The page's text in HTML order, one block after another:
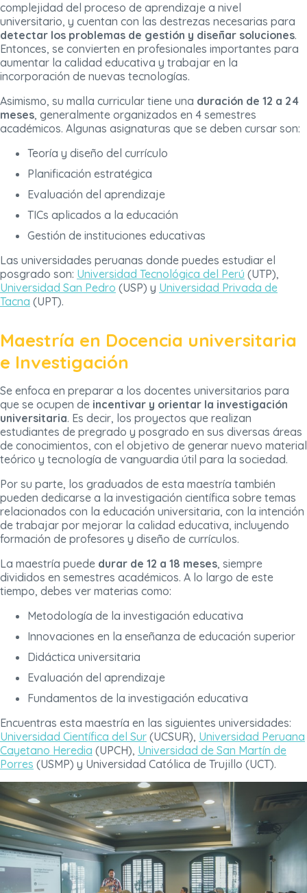
complejidad del proceso de aprendizaje a nivel
universitario, y cuentan con las destrezas necesarias para
detectar los problemas de gestión y diseñar soluciones.
Entonces, se convierten en profesionales importantes para
aumentar la calidad educativa y trabajar en la
incorporación de nuevas tecnologías.
Asimismo, su malla curricular tiene una duración de 12 a 24
meses, generalmente organizados en 4 semestres
académicos. Algunas asignaturas que se deben cursar son:
Teoría y diseño del currículo
Planificación estratégica
Evaluación del aprendizaje
TICs aplicados a la educación
Gestión de instituciones educativas
Las universidades peruanas donde puedes estudiar el
posgrado son: Universidad Tecnológica del Perú (UTP),
Universidad San Pedro (USP) y Universidad Privada de
Tacna (UPT).
Maestría en Docencia universitaria
e Investigación
Se enfoca en preparar a los docentes universitarios para
que se ocupen de incentivar y orientar la investigación
universitaria. Es decir, los proyectos que realizan
estudiantes de pregrado y posgrado en sus diversas áreas
de conocimientos, con el objetivo de generar nuevo material
teórico y tecnología de vanguardia útil para la sociedad.
Por su parte, los graduados de esta maestría también
pueden dedicarse a la investigación científica sobre temas
relacionados con la educación universitaria, con la intención
de trabajar por mejorar la calidad educativa, incluyendo
formación de profesores y diseño de currículos.
La maestría puede durar de 12 a 18 meses, siempre
divididos en semestres académicos. A lo largo de este
tiempo, debes ver materias como:
Metodología de la investigación educativa
Innovaciones en la enseñanza de educación superior
Didáctica universitaria
Evaluación del aprendizaje
Fundamentos de la investigación educativa
Encuentras esta maestría en las siguientes universidades:
Universidad Científica del Sur (UCSUR), Universidad Peruana
Cayetano Heredia (UPCH), Universidad de San Martín de
Porres (USMP) y Universidad Católica de Trujillo (UCT).